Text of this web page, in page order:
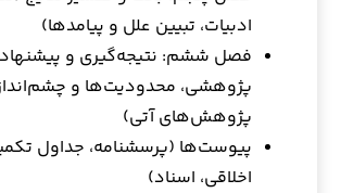
ادبیات، تبیین علل و پیامدها)
فصل ششم: نتیجه‌گیری و
پژوهشی، محدودیت‌ها و
پژوهش‌های آتی)
پیوست‌ها (پرسشنامه، جداول
اخلاقی، اسناد)